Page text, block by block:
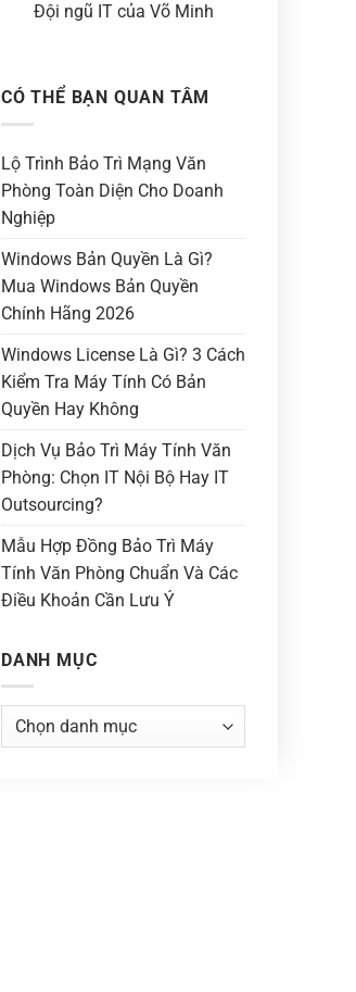
Đội ngũ IT của Võ Minh
CÓ THỂ BẠN QUAN TÂM
Lộ Trình Bảo Trì Mạng Văn
Phòng Toàn Diện Cho Doanh
Nghiệp
Windows Bản Quyền Là Gì?
Mua Windows Bản Quyền
Chính Hãng 2026
Windows License Là Gì? 3 Cách
Kiểm Tra Máy Tính Có Bản
Quyền Hay Không
Dịch Vụ Bảo Trì Máy Tính Văn
Phòng: Chọn IT Nội Bộ Hay IT
Outsourcing?
Mẫu Hợp Đồng Bảo Trì Máy
Tính Văn Phòng Chuẩn Và Các
Điều Khoản Cần Lưu Ý
DANH MỤC
Danh